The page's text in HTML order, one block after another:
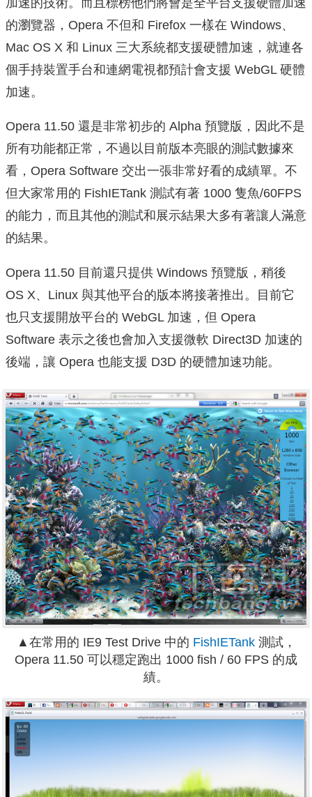
的瀏覽器，Opera 不但和 Firefox 一樣在 Windows、
Mac OS X 和 Linux 三大系統都支援硬體加速，就連各
個手持裝置手台和連網電視都預計會支援 WebGL 硬體
加速。
Opera 11.50 還是非常初步的 Alpha 預覽版，因此不是
所有功能都正常，不過以目前版本亮眼的測試數據來
看，Opera Software 交出一張非常好看的成績單。不
但大家常用的 FishIETank 測試有著 1000 隻魚/60FPS
的能力，而且其他的測試和展示結果大多有著讓人滿意
的結果。
Opera 11.50 目前還只提供 Windows 預覽版，稍後
OS X、Linux 與其他平台的版本將接著推出。目前它
也只支援開放平台的 WebGL 加速，但 Opera
Software 表示之後也會加入支援微軟 Direct3D 加速的
後端，讓 Opera 也能支援 D3D 的硬體加速功能。
▲在常用的 IE9 Test Drive 中的 FishIETank測試，
Opera 11.50 可以穩定跑出 1000 fish / 60 FPS 的成
績。